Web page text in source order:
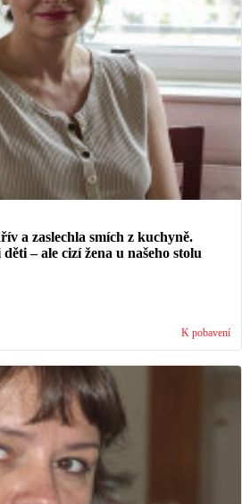
a zaslechla smích z kuchyně.
– ale cizí žena u našeho stolu
K pobavení